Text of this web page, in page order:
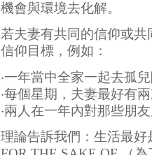
機會與環境去化解。
若夫妻有共同的信仰或
信仰目標，例如：
‧一年當中全家一起去孤
‧每個星期，夫妻最好有
‧兩人在一年內對那些朋
理論告訴我們：生活最